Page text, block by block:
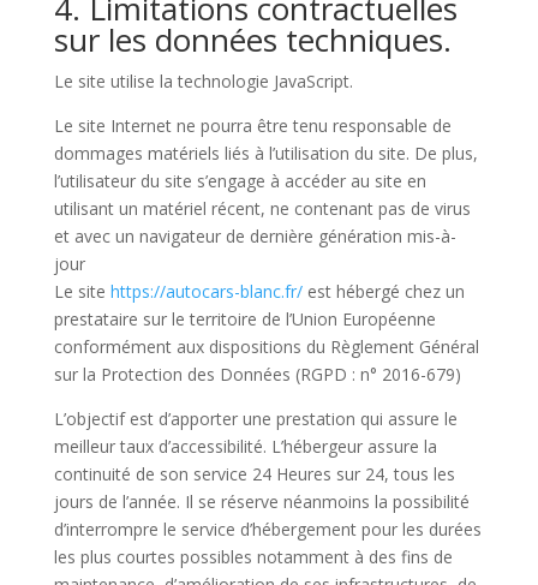
sur les données techniques.
Le site utilise la technologie JavaScript.
Le site Internet ne pourra être tenu responsable de
dommages matériels liés à l’utilisation du site. De plus,
l’utilisateur du site s’engage à accéder au site en
utilisant un matériel récent, ne contenant pas de virus
et avec un navigateur de dernière génération mis-à-
jour
Le site https://autocars-blanc.fr/est hébergé chez un
prestataire sur le territoire de l’Union Européenne
conformément aux dispositions du Règlement Général
sur la Protection des Données (RGPD : n° 2016-679)
L’objectif est d’apporter une prestation qui assure le
meilleur taux d’accessibilité. L’hébergeur assure la
continuité de son service 24 Heures sur 24, tous les
jours de l’année. Il se réserve néanmoins la possibilité
d’interrompre le service d’hébergement pour les durées
les plus courtes possibles notamment à des fins de